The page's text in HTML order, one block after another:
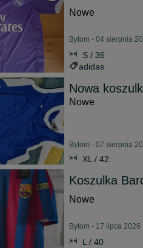
Nowe
Bytom - 04 sierpnia
S / 36
adidas
Nowa
Nowe
Bytom - 07 sierpnia
XL / 42
Koszulka
Nowe
Bytom - 17 lipca 2026
L / 40